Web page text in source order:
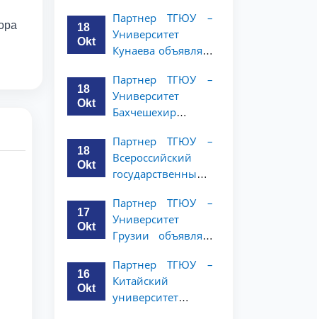
курсов
Купалы объявляет
программу
академической
студентов 2-3
курсов ТГЮУ
18
Okt
Партнер ТГЮУ –
Университет
Кунаева объявляет
академической
мобильности для
студентов 2–3
18
Okt
Партнер ТГЮУ –
Университет
Бахчешехир
программе
академической
мобильности для
курсов
18
Okt
Партнер ТГЮУ –
Всероссийский
государственный
юстиции
объявляет
программу
мобильности для
студентов 2–3
курсов ТГЮУ
17
Okt
Партнер ТГЮУ –
Университет
Грузии объявляет
академической
мобильности для
студентов 2–3
16
Okt
Партнер ТГЮУ –
Китайский
университет